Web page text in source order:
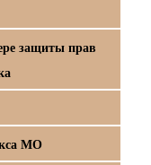
защиты прав
МО